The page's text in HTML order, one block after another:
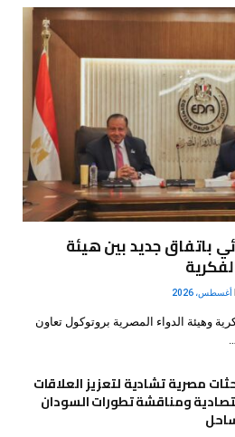
باتفاق جديد بين هيئة
وهيئة الدواء المصرية بروتوكول تعاون
مصرية تشادية لتعزيز العلاقات
ومناقشة تطورات السودان